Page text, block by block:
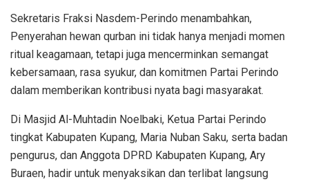
Sekretaris Fraksi Nasdem-Perindo menambahkan,
Penyerahan hewan qurban ini tidak hanya menjadi momen
ritual keagamaan, tetapi juga mencerminkan semangat
kebersamaan, rasa syukur, dan komitmen Partai Perindo
dalam memberikan kontribusi nyata bagi masyarakat.
Di Masjid Al-Muhtadin Noelbaki, Ketua Partai Perindo
tingkat Kabupaten Kupang, Maria Nuban Saku, serta badan
pengurus, dan Anggota DPRD Kabupaten Kupang, Ary
Buraen, hadir untuk menyaksikan dan terlibat langsung